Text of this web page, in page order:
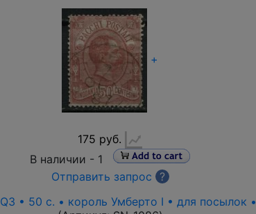
+
175 руб.
В наличии - 1
Отправить запрос
?
Q3 • 50 c. • король Умберто I • для посылок •